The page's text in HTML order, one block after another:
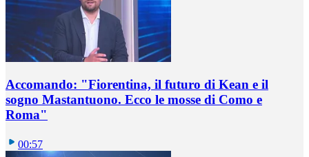
Accomando: "Fiorentina, il futuro di Kean e il
sogno Mastantuono. Ecco le mosse di Como e
Roma"
00:57